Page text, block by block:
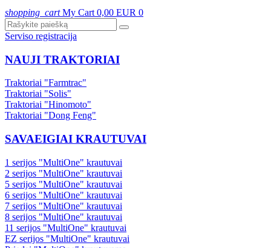
shopping_cart My Cart 0,00 EUR 0
Serviso registracija
NAUJI TRAKTORIAI
Traktoriai "Farmtrac"
Traktoriai "Solis"
Traktoriai "Hinomoto"
Traktoriai "Dong Feng"
SAVAEIGIAI KRAUTUVAI
1 serijos "MultiOne" krautuvai
2 serijos "MultiOne" krautuvai
5 serijos "MultiOne" krautuvai
6 serijos "MultiOne" krautuvai
7 serijos "MultiOne" krautuvai
8 serijos "MultiOne" krautuvai
11 serijos "MultiOne" krautuvai
EZ serijos "MultiOne" krautuvai